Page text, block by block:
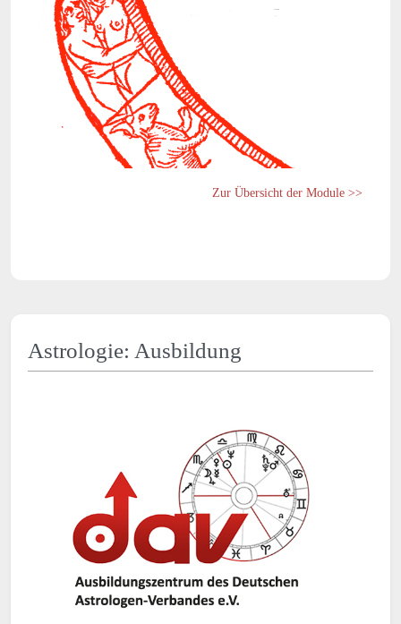
Zur Übersicht der Module >>
Astrologie: Ausbildung